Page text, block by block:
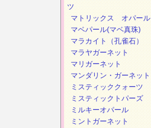
ツ
マトリックス オパール
マベパール(マベ真珠)
マラカイト（孔雀石）
マラヤガーネット
マリガーネット
マンダリン・ガーネット
ミスティッククォーツ
ミスティックトパーズ
ミルキーオパール
ミントガーネット